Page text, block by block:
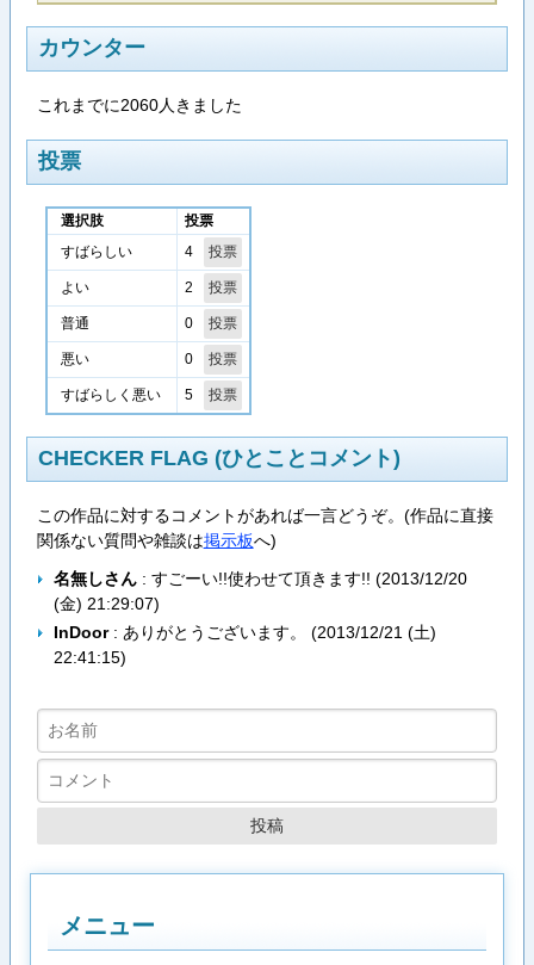
カウンター
これまでに2060人きました
投票
選択肢 投票
すばらしい 4
よい 2
普通 0
悪い 0
すばらしく悪い 5
CHECKER FLAG (ひとことコメント)
この作品に対するコメントがあれば一言どうぞ。(作品に直接
関係ない質問や雑談は掲示板へ)
名無しさん: すごーい!!使わせて頂きます!! (2013/12/20
(金) 21:29:07)
InDoor: ありがとうございます。 (2013/12/21 (土)
22:41:15)
メニュー